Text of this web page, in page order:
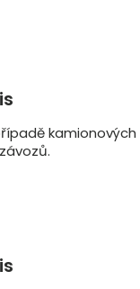
kamionových